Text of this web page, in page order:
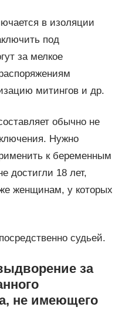
в изоляции
под
за мелкое
митингов и др.
обычно не
Нужно
к беременным
достигли 18 лет,
женщинам, у которых
судьей.
за
не имеющего